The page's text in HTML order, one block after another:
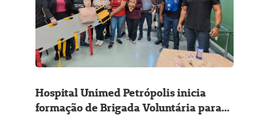
Hospital Unimed Petrópolis inicia
formação de Brigada Voluntária para